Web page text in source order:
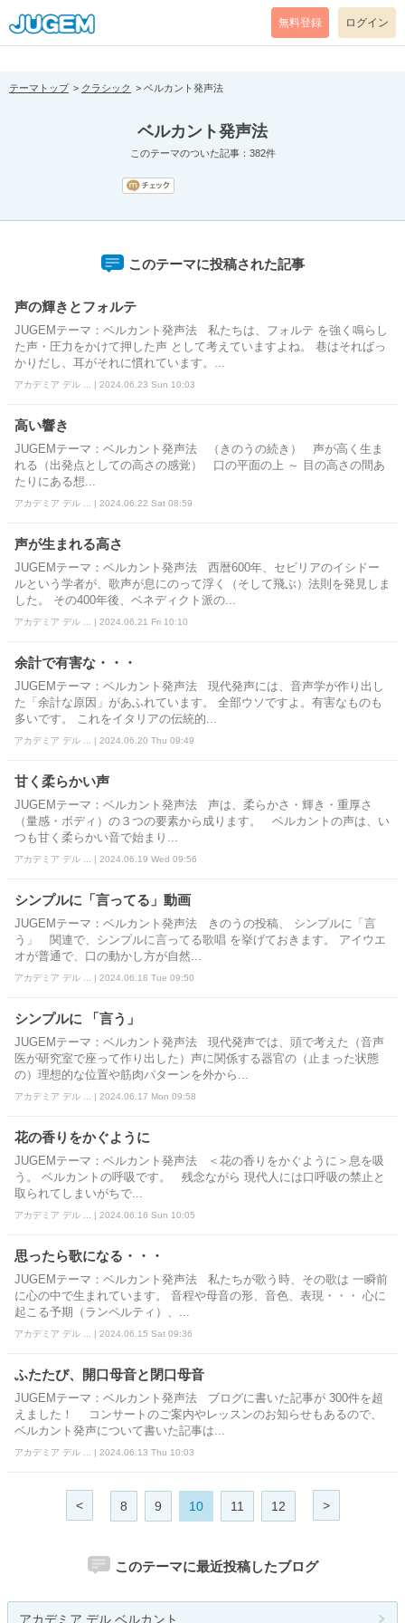
[pear_error: message="Success" code=0 mode=return level=notice
prefix="" info=""]
無料登録 ログイン
テーマトップ クラシック ベルカント発声法
ベルカント発声法
このテーマのついた記事：382件
このテーマに投稿された記事
声の輝きとフォルテ
JUGEMテーマ：ベルカント発声法 私たちは、フォルテ を強く鳴らし
た声・圧力をかけて押した声 として考えていますよね。 巷はそればっ
かりだし、耳がそれに慣れています。...
アカデミア デル ... | 2024.06.23 Sun 10:03
高い響き
JUGEMテーマ：ベルカント発声法 （きのうの続き） 声が高く生ま
れる（出発点としての高さの感覚） 口の平面の上 ～ 目の高さの間あ
たりにある想...
アカデミア デル ... | 2024.06.22 Sat 08:59
声が生まれる高さ
JUGEMテーマ：ベルカント発声法 西暦600年、セビリアのイシドー
ルという学者が、歌声が息にのって浮く（そして飛ぶ）法則を発見しま
した。 その400年後、ベネディクト派の...
アカデミア デル ... | 2024.06.21 Fri 10:10
余計で有害な・・・
JUGEMテーマ：ベルカント発声法 現代発声には、音声学が作り出し
た「余計な原因」があふれています。 全部ウソですよ。有害なものも
多いです。 これをイタリアの伝統的...
アカデミア デル ... | 2024.06.20 Thu 09:49
甘く柔らかい声
JUGEMテーマ：ベルカント発声法 声は、柔らかさ・輝き・重厚さ
（量感・ボディ）の３つの要素から成ります。 ベルカントの声は、い
つも甘く柔らかい音で始まり...
アカデミア デル ... | 2024.06.19 Wed 09:56
シンプルに「言ってる」動画
JUGEMテーマ：ベルカント発声法 きのうの投稿、 シンプルに「言
う」 関連で、シンプルに言ってる歌唱 を挙げておきます。 アイウエ
オが普通で、口の動かし方が自然...
アカデミア デル ... | 2024.06.18 Tue 09:50
シンプルに 「言う」
JUGEMテーマ：ベルカント発声法 現代発声では、頭で考えた（音声
医が研究室で座って作り出した）声に関係する器官の（止まった状態
の）理想的な位置や筋肉パターンを外から...
アカデミア デル ... | 2024.06.17 Mon 09:58
花の香りをかぐように
JUGEMテーマ：ベルカント発声法 ＜花の香りをかぐように＞息を吸
う。 ベルカントの呼吸です。 残念ながら 現代人には口呼吸の禁止と
取られてしまいがちで...
アカデミア デル ... | 2024.06.16 Sun 10:05
思ったら歌になる・・・
JUGEMテーマ：ベルカント発声法 私たちが歌う時、その歌は 一瞬前
に心の中で生まれています。 音程や母音の形、音色、表現・・・ 心に
起こる予期（ランペルティ）、...
アカデミア デル ... | 2024.06.15 Sat 09:36
ふたたび、開口母音と閉口母音
JUGEMテーマ：ベルカント発声法 ブログに書いた記事が 300件を超
えました！ コンサートのご案内やレッスンのお知らせもあるので、
ベルカント発声について書いた記事は...
アカデミア デル ... | 2024.06.13 Thu 10:03
< 8 9 10 11 12 >
このテーマに最近投稿したブログ
アカデミア デル ベルカント